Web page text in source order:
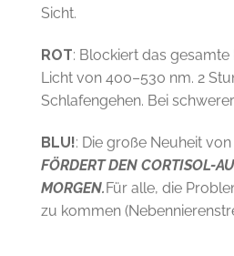
Licht von 400–530 nm. 2
Schlafengehen. Bei
FÖRDERT DEN CORTISOL-
MORGEN.Für alle, die
zu kommen